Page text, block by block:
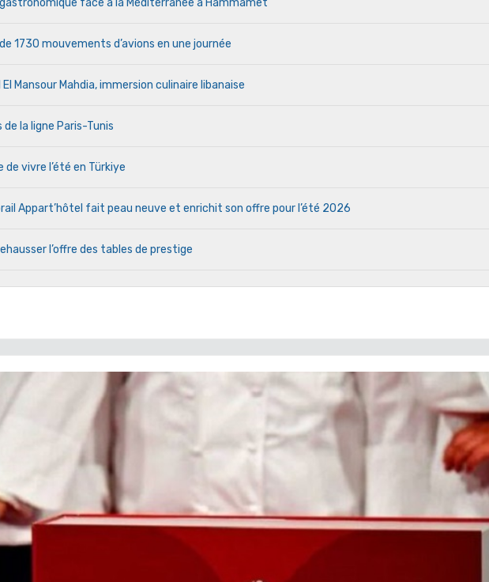
1730 mouvements d’avions en une journée
Mansour Mahdia, immersion culinaire libanaise
la ligne Paris-Tunis
vivre l’été en Türkiye
Appart’hôtel fait peau neuve et enrichit son offre pour l’été 2026
l’offre des tables de prestige